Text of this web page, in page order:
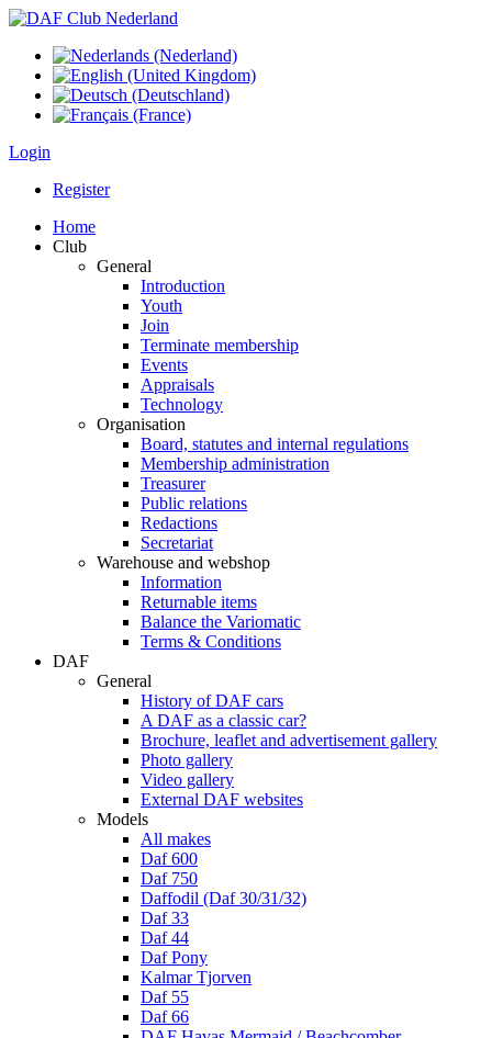
Login
Register
Home
Club
General
Introduction
Youth
Join
Terminate membership
Events
Appraisals
Technology
Organisation
Board, statutes and internal regulations
Membership administration
Treasurer
Public relations
Redactions
Secretariat
Warehouse and webshop
Information
Returnable items
Balance the Variomatic
Terms & Conditions
DAF
General
History of DAF cars
A DAF as a classic car?
Brochure, leaflet and advertisement gallery
Photo gallery
Video gallery
External DAF websites
Models
All makes
Daf 600
Daf 750
Daffodil (Daf 30/31/32)
Daf 33
Daf 44
Daf Pony
Kalmar Tjorven
Daf 55
Daf 66